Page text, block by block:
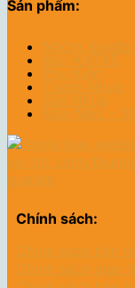
Sản phẩm:
Chính sách: